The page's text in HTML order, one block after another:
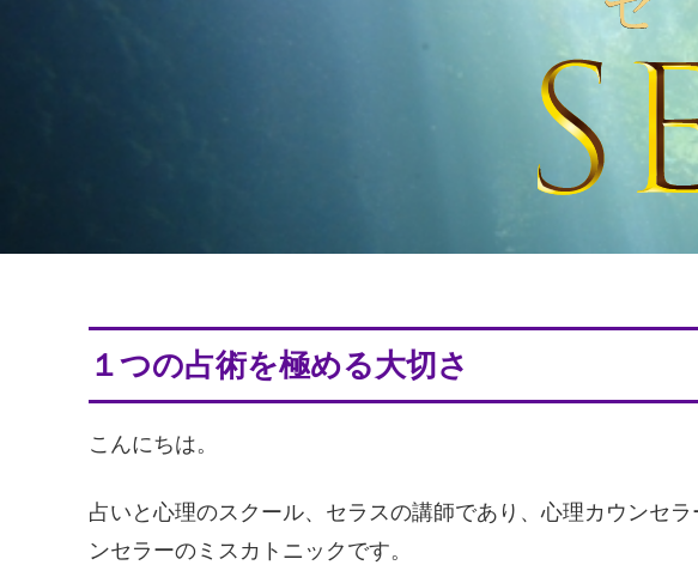
１つの占術を極める大切さ
こんにちは。
占いと心理のスクール、セラスの講師であり、心理カウンセ
ンセラーのミスカトニックです。